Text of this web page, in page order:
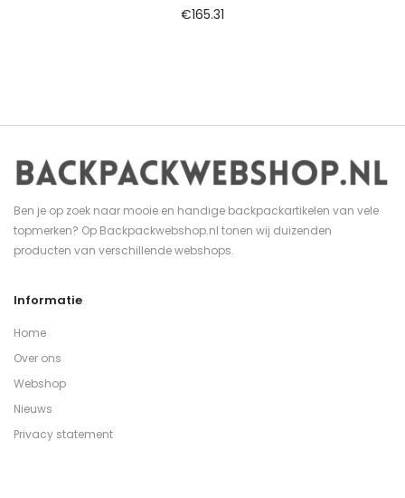
€165.31
Ben je op zoek naar mooie en handige backpackartikelen van vele
topmerken? Op Backpackwebshop.nl tonen wij duizenden
producten van verschillende webshops.
Informatie
Home
Over ons
Webshop
Nieuws
Privacy statement